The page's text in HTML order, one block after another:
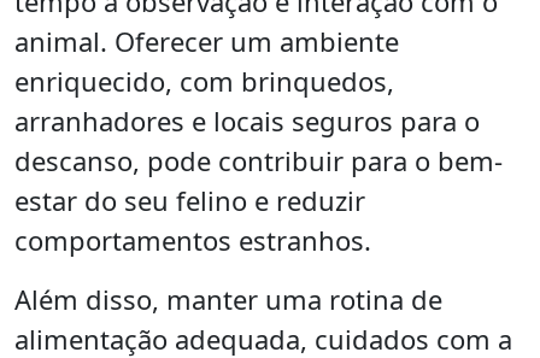
animal. Oferecer um ambiente
enriquecido, com brinquedos,
arranhadores e locais seguros para o
descanso, pode contribuir para o bem-
estar do seu felino e reduzir
comportamentos estranhos.
Além disso, manter uma rotina de
alimentação adequada, cuidados com a